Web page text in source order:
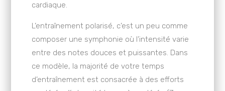
cardiaque.
L’entraînement polarisé, c’est un peu comme
composer une symphonie où l’intensité varie
entre des notes douces et puissantes. Dans
ce modèle, la majorité de votre temps
d’entraînement est consacrée à des efforts